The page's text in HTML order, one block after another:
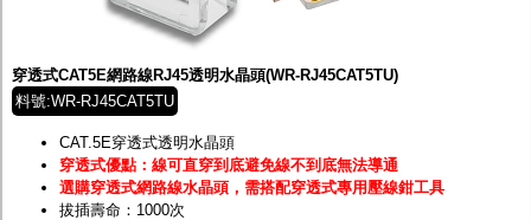
穿透式CAT5E網路線RJ45透明水晶頭(WR-RJ45CAT5TU)
料號:WR-RJ45CAT5TU
CAT.5E穿透式透明水晶頭
穿透式優點：線可直穿到底避免線不到底無法導通
選購穿透式網路線水晶頭，需搭配穿透式專用壓線鉗工具
拔插壽命：1000次